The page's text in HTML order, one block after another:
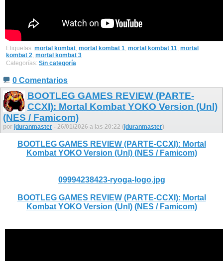
Etiquetas: mortal kombat, mortal kombat 1, mortal kombat 11, mortal
kombat 2, mortal kombat 3
Categorías: Sin categoría
0 Comentarios
BOOTLEG GAMES REVIEW (PARTE-
CCXI): Mortal Kombat YOKO Version (Unl)
(NES / Famicom)
por jduranmaster - 26/01/2026 a las 20:22 (jduranmaster)
BOOTLEG GAMES REVIEW (PARTE-CCXI): Mortal
Kombat YOKO Version (Unl) (NES / Famicom)
09994238423-ryoga-logo.jpg
BOOTLEG GAMES REVIEW (PARTE-CCXI): Mortal
Kombat YOKO Version (Unl) (NES / Famicom)